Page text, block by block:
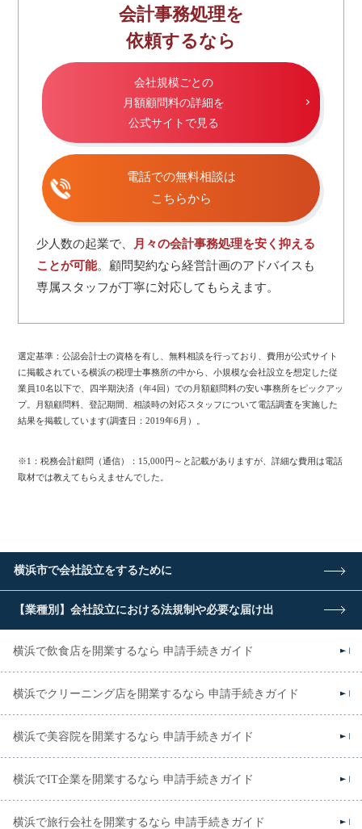
会計事務処理を
依頼するなら
会社規模ごとの
月額顧問料の詳細を
公式サイトで見る
電話での無料相談は
こちらから
少人数の起業で、
月々の会計事務処理を安く抑える
ことが可能。顧問契約なら経営計画のアドバイスも
専属スタッフが丁寧に対応してもらえます。
選定基準：公認会計士の資格を有し、無料相談を行っており、費用が公式サイト
に掲載されている横浜の税理士事務所の中から、小規模な会社設立を想定した従
業員10名以下で、四半期決済（年4回）での月額顧問料の安い事務所をピックアッ
プ。月額顧問料、登記期間、相談時の対応スタッフについて電話調査を実施した
結果を掲載しています(調査日：2019年6月）。
※1：税務会計顧問（通信）：15,000円～と記載がありますが、詳細な費用は電話
取材では教えてもらえませんでした。
横浜市で会社設立をするために
【業種別】会社設立における法規制や必要な届け出
横浜で飲食店を開業するなら 申請手続きガイド
横浜でクリーニング店を開業するなら 申請手続きガイド
横浜で美容院を開業するなら 申請手続きガイド
横浜でIT企業を開業するなら 申請手続きガイド
横浜で旅行会社を開業するなら 申請手続きガイド